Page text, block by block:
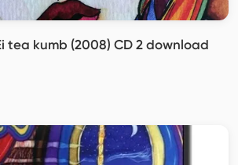
tea kumb (2008) CD 2 download